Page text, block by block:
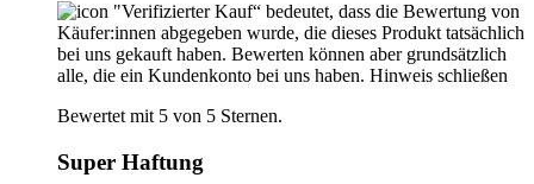
"Verifizierter Kauf“ bedeutet, dass die Bewertung von
Käufer:innen abgegeben wurde, die dieses Produkt tatsächlich
bei uns gekauft haben. Bewerten können aber grundsätzlich
alle, die ein Kundenkonto bei uns haben. Hinweis schließen
Bewertet mit 5 von 5 Sternen.
Super Haftung